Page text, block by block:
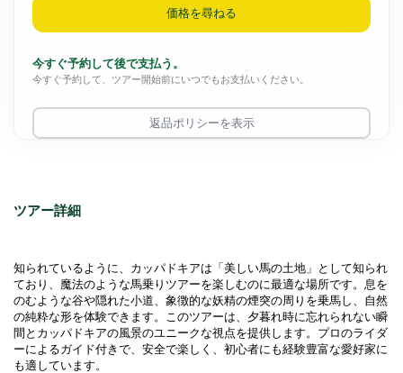
ツアー詳細
知られているように、カッパドキアは「美しい馬の土地」として知られ
ており、魔法のような馬乗りツアーを楽しむのに最適な場所です。息を
のむような谷や隠れた小道、象徴的な妖精の煙突の周りを乗馬し、自然
の純粋な形を体験できます。このツアーは、夕暮れ時に忘れられない瞬
間とカッパドキアの風景のユニークな視点を提供します。プロのライダ
ーによるガイド付きで、安全で楽しく、初心者にも経験豊富な愛好家に
も適しています。
価格を尋ねる
今すぐ予約して後で支払う。
今すぐ予約して、ツアー開始前にいつでもお支払いください。
返品ポリシーを表示